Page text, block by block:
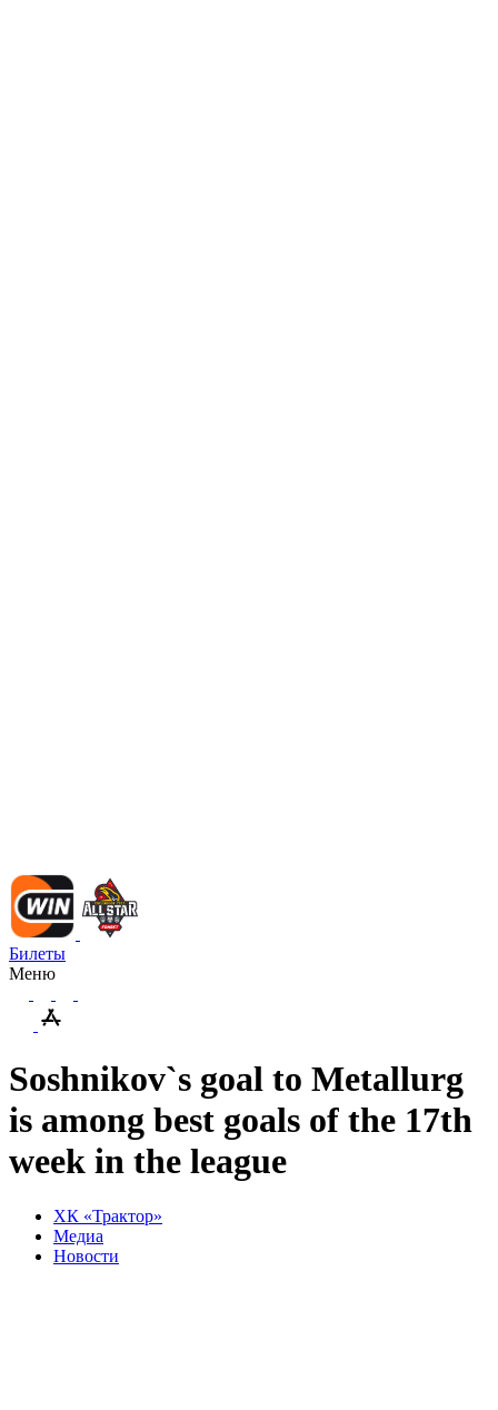
Билеты
Меню
Soshnikov`s goal to Metallurg
is among best goals of the 17th
week in the league
ХК «Трактор»
Медиа
Новости